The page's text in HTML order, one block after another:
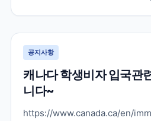
떤 부분으로 늘어날지 아직은 발
다도 그렇고 뉴질랜드도 학생비
는...
공지사항
캐나다 학생비자 입국관
니다~
https://www.canada.ca/en/